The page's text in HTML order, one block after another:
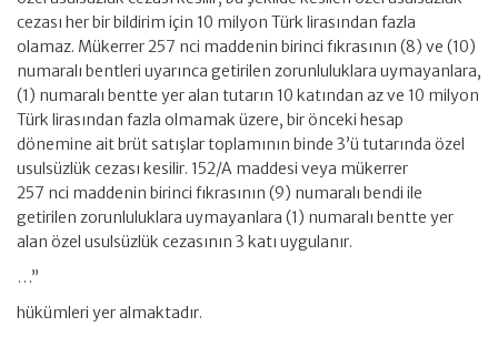
cezası her bir bildirim için 10 milyon Türk lirasından fazla
olamaz. Mükerrer 257 nci maddenin birinci fıkrasının (8) ve (10)
numaralı bentleri uyarınca getirilen zorunluluklara uymayanlara,
(1) numaralı bentte yer alan tutarın 10 katından az ve 10 milyon
Türk lirasından fazla olmamak üzere, bir önceki hesap
dönemine ait brüt satışlar toplamının binde 3’ü tutarında özel
usulsüzlük cezası kesilir. 152/A maddesi veya mükerrer
257 nci maddenin birinci fıkrasının (9) numaralı bendi ile
getirilen zorunluluklara uymayanlara (1) numaralı bentte yer
alan özel usulsüzlük cezasının 3 katı uygulanır.
…”
hükümleri yer almaktadır.